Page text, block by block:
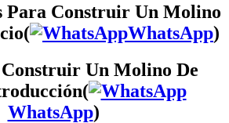
Para Construir Un Molino
WhatsApp)
Construir Un Molino De
WhatsApp)